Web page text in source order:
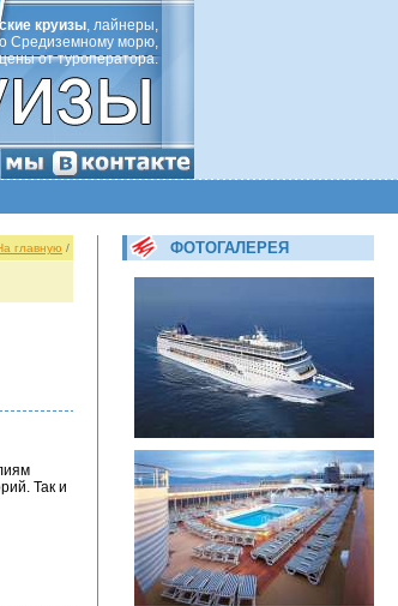
круизы, лайнеры,
Средиземному морю,
от туроператора.
главную /
Так и
ФОТОГАЛЕРЕЯ